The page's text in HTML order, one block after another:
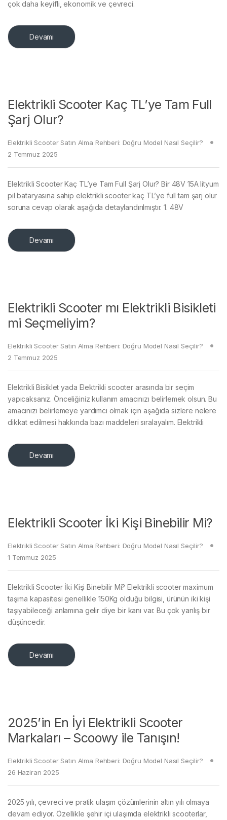
çok daha keyifli, ekonomik ve çevreci.
Devamı
Elektrikli Scooter Kaç TL’ye Tam Full
Şarj Olur?
Elektrikli Scooter Satın Alma Rehberi: Doğru Model Nasıl Seçilir?
2 Temmuz 2025
Elektrikli Scooter Kaç TL’ye Tam Full Şarj Olur? Bir 48V 15A lityum
pil bataryasına sahip elektrikli scooter kaç TL’ye full tam şarj olur
soruna cevap olarak aşağıda detaylandırılmıştır. 1. 48V
Devamı
Elektrikli Scooter mı Elektrikli Bisikleti
mi Seçmeliyim?
Elektrikli Scooter Satın Alma Rehberi: Doğru Model Nasıl Seçilir?
2 Temmuz 2025
Elektrikli Bisiklet yada Elektrikli scooter arasında bir seçim
yapıcaksanız. Önceliğiniz kullanım amacınızı belirlemek olsun. Bu
amacınızı belirlemeye yardımcı olmak için aşağıda sizlere nelere
dikkat edilmesi hakkında bazı maddeleri sıralayalım. Elektrikli
Devamı
Elektrikli Scooter İki Kişi Binebilir Mi?
Elektrikli Scooter Satın Alma Rehberi: Doğru Model Nasıl Seçilir?
1 Temmuz 2025
Elektrikli Scooter İki Kişi Binebilir Mi? Elektrikli scooter maximum
taşıma kapasitesi genellikle 150Kg olduğu bilgisi, ürünün iki kişi
taşıyabileceği anlamına gelir diye bir kanı var. Bu çok yanlış bir
düşüncedir.
Devamı
2025’in En İyi Elektrikli Scooter
Markaları – Scoowy ile Tanışın!
Elektrikli Scooter Satın Alma Rehberi: Doğru Model Nasıl Seçilir?
26 Haziran 2025
2025 yılı, çevreci ve pratik ulaşım çözümlerinin altın yılı olmaya
devam ediyor. Özellikle şehir içi ulaşımda elektrikli scooterlar,